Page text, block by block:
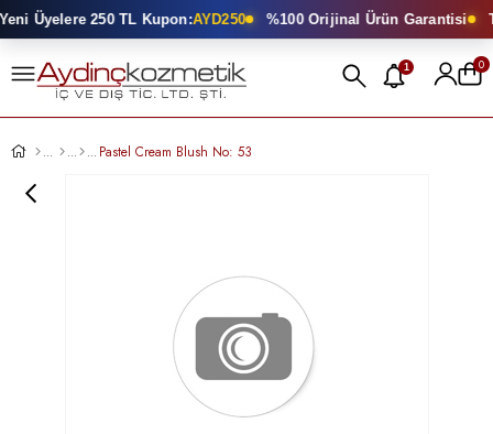
Üyelere 250 TL Kupon:AYD250 %100 Orijinal Ürün Garantisi
1 0
Pastel Cream Blush No: 53